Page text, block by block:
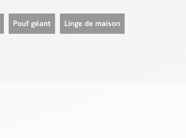
Pouf géant Linge de maison